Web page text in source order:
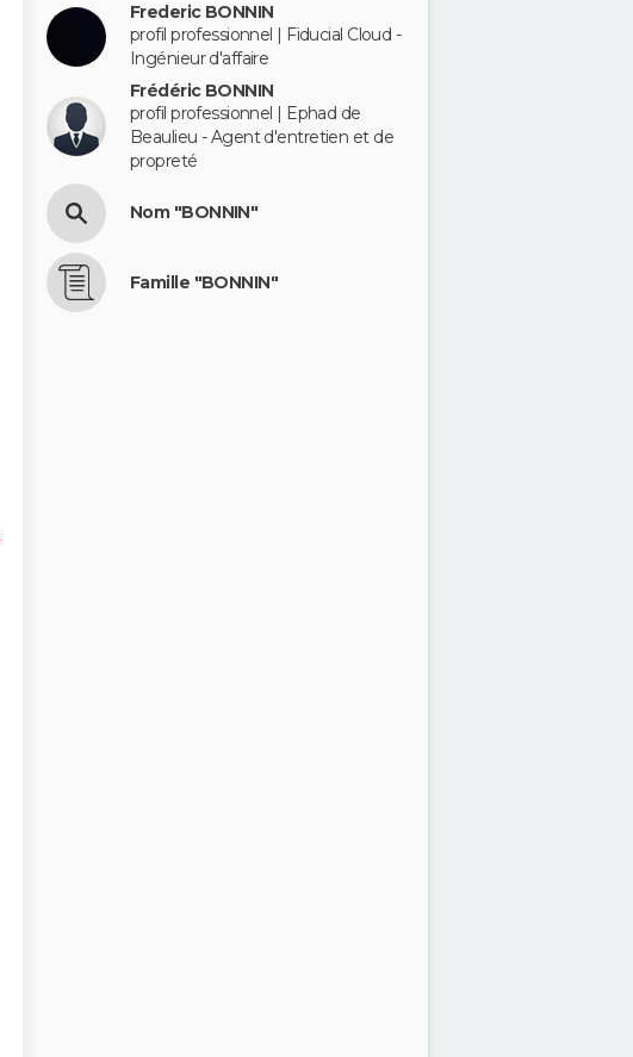
Frederic BONNIN
profil professionnel | Fiducial Cloud -
Ingénieur d'affaire
Frédéric BONNIN
profil professionnel | Ephad de
Beaulieu - Agent d'entretien et de
propreté
Nom "BONNIN"
Famille "BONNIN"